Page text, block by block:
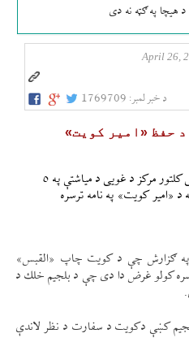
هیچا په ګټه نه دی
د خبر لمبر: 1769709
حفظ «امير كويت»
نړيواله ډله: په بلجيم كښې د اسلامی كلتور مركز د غويی د مياشتې په ٥
د «امير كويت» په نامه ترسره
په ګزارش چې د كويت چاپ «القبس»
كولو غرض دا دی چې د بلجيم خلك د
كښې دكويت د سفارت د نظر لاندې